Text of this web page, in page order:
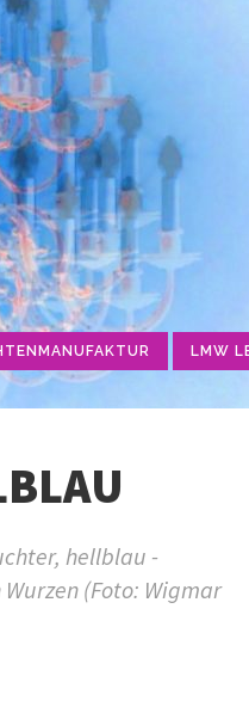
LMW
hellblau -
(Foto: Wigmar